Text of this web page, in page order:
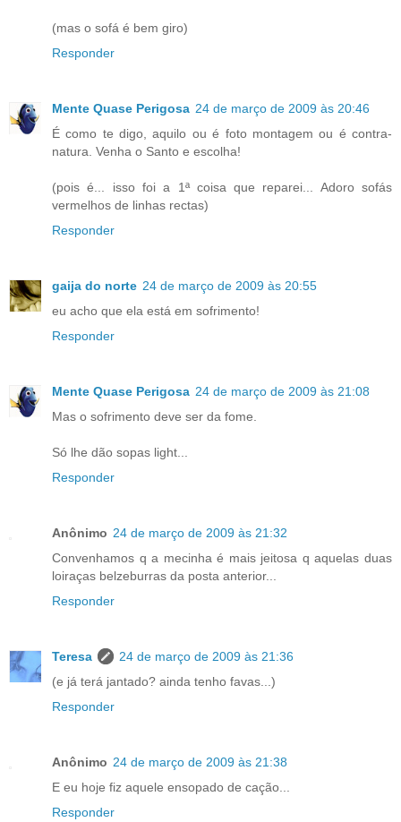
(mas o sofá é bem giro)
Responder
Mente Quase Perigosa 24 de março de 2009 às 20:46
É como te digo, aquilo ou é foto montagem ou é contra-
natura. Venha o Santo e escolha!
(pois é... isso foi a 1ª coisa que reparei... Adoro sofás
vermelhos de linhas rectas)
Responder
gaija do norte 24 de março de 2009 às 20:55
eu acho que ela está em sofrimento!
Responder
Mente Quase Perigosa 24 de março de 2009 às 21:08
Mas o sofrimento deve ser da fome.
Só lhe dão sopas light...
Responder
Anônimo 24 de março de 2009 às 21:32
Convenhamos q a mecinha é mais jeitosa q aquelas duas
loiraças belzeburras da posta anterior...
Responder
Teresa
24 de março de 2009 às 21:36
(e já terá jantado? ainda tenho favas...)
Responder
Anônimo 24 de março de 2009 às 21:38
E eu hoje fiz aquele ensopado de cação...
Responder